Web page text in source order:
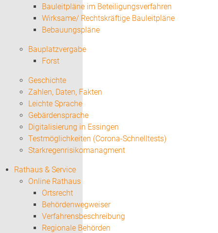
Bauleitpläne im Beteiligungsverfahren
Wirksame/ Rechtskräftige Bauleitpläne
Bebauungspläne
Bauplatzvergabe
Forst
Geschichte
Zahlen, Daten, Fakten
Leichte Sprache
Gebärdensprache
Digitalisierung in Essingen
Testmöglichkeiten (Corona-Schnelltests)
Starkregenrisikomanagment
Rathaus & Service
Online Rathaus
Ortsrecht
Behördenwegweiser
Verfahrensbeschreibung
Regionale Behörden